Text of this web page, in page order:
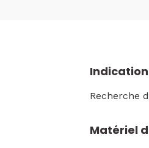
Indication
Recherche
Matériel